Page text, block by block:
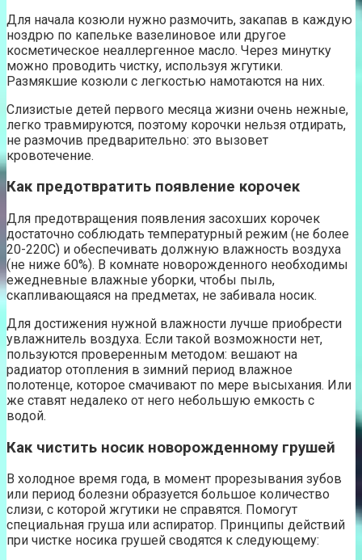
Для начала козюли нужно размочить, закапав в каждую
ноздрю по капельке вазелиновое или другое
косметическое неаллергенное масло. Через минутку
можно проводить чистку, используя жгутики.
Размякшие козюли с легкостью намотаются на них.
Слизистые детей первого месяца жизни очень нежные,
легко травмируются, поэтому корочки нельзя отдирать,
не размочив предварительно: это вызовет
кровотечение.
Как предотвратить появление корочек
Для предотвращения появления засохших корочек
достаточно соблюдать температурный режим (не более
20-220С) и обеспечивать должную влажность воздуха
(не ниже 60%). В комнате новорожденного необходимы
ежедневные влажные уборки, чтобы пыль,
скапливающаяся на предметах, не забивала носик.
Для достижения нужной влажности лучше приобрести
увлажнитель воздуха. Если такой возможности нет,
пользуются проверенным методом: вешают на
радиатор отопления в зимний период влажное
полотенце, которое смачивают по мере высыхания. Или
же ставят недалеко от него небольшую емкость с
водой.
Как чистить носик новорожденному грушей
В холодное время года, в момент прорезывания зубов
или период болезни образуется большое количество
слизи, с которой жгутики не справятся. Помогут
специальная груша или аспиратор. Принципы действий
при чистке носика грушей сводятся к следующему: